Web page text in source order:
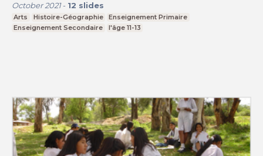
October 2021- 12 slides
Arts Histoire-Géographie
Enseignement Primaire
Enseignement Secondaire
l'âge 11-13